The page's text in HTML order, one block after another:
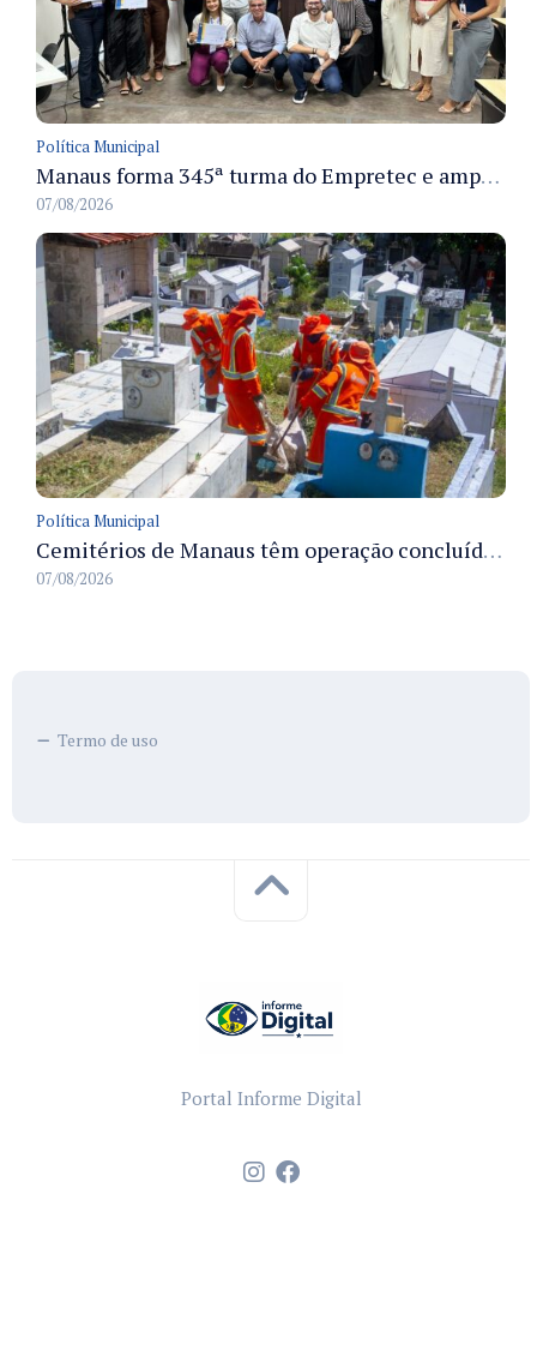
Política Municipal
Manaus forma 345ª turma do Empretec e amplia qualificação de empreendedores na cidade
07/08/2026
Política Municipal
Cemitérios de Manaus têm operação concluída e estrutura pronta para receber famílias no Dia dos Pais
07/08/2026
Termo de uso
Portal Informe Digital